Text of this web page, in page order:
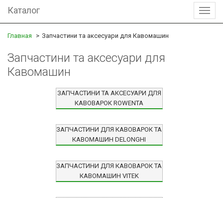
Каталог
Главная Запчастини та аксесуари для Кавомашин
Запчастини та аксесуари для
Кавомашин
ЗАПЧАСТИНИ ТА АКСЕСУАРИ ДЛЯ
КАВОВАРОК ROWENTA
ЗАПЧАСТИНИ ДЛЯ КАВОВАРОК ТА
КАВОМАШИН DELONGHI
ЗАПЧАСТИНИ ДЛЯ КАВОВАРОК ТА
КАВОМАШИН VITEK